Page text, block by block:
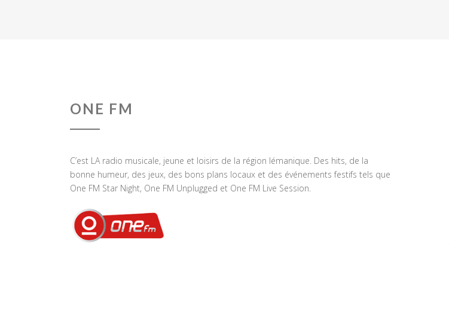
ONE FM
C’est LA radio musicale, jeune et loisirs de la région lémanique. Des hits, de la
bonne humeur, des jeux, des bons plans locaux et des événements festifs tels que
One FM Star Night, One FM Unplugged et One FM Live Session.